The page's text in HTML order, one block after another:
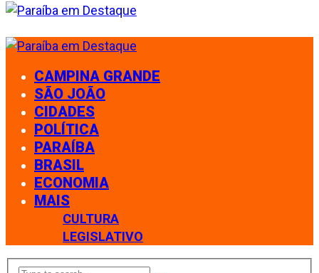
CAMPINA GRANDE
SÃO JOÃO
CIDADES
POLÍTICA
PARAÍBA
BRASIL
ECONOMIA
MAIS
CULTURA
LEGISLATIVO